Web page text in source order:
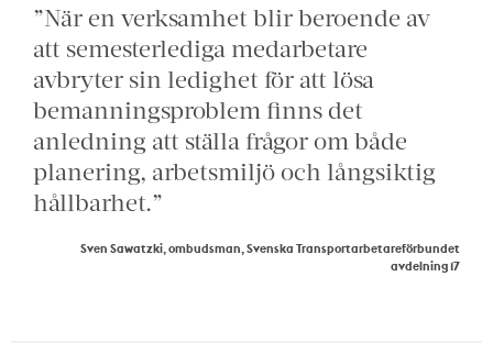
”När en verksamhet blir beroende av
att semesterlediga medarbetare
avbryter sin ledighet för att lösa
bemanningsproblem finns det
anledning att ställa frågor om både
planering, arbetsmiljö och långsiktig
hållbarhet.”
Sven Sawatzki, ombudsman, Svenska Transportarbetareförbundet
avdelning 17